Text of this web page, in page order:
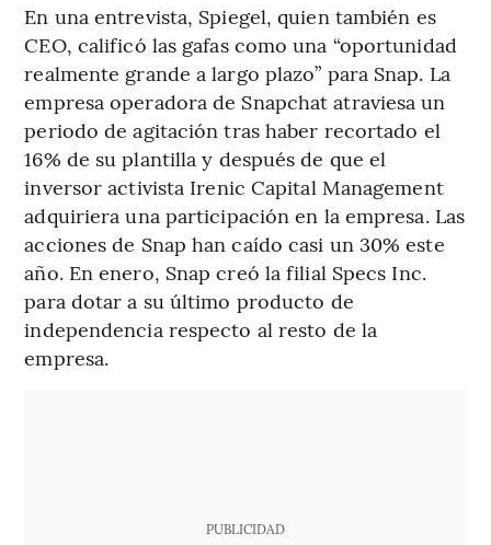
En una entrevista, Spiegel, quien también es
CEO, calificó las gafas como una “oportunidad
realmente grande a largo plazo” para Snap. La
empresa operadora de Snapchat atraviesa un
periodo de agitación tras haber recortado el
16% de su plantilla y después de que el
inversor activista Irenic Capital Management
adquiriera una participación en la empresa. Las
acciones de Snap han caído casi un 30% este
año. En enero, Snap creó la filial Specs Inc.
para dotar a su último producto de
independencia respecto al resto de la
empresa.
PUBLICIDAD